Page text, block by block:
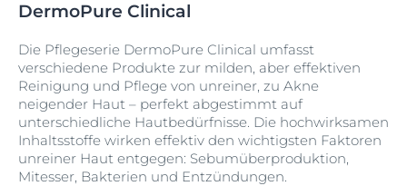
DermoPure Clinical
Die Pflegeserie DermoPure Clinical umfasst
verschiedene Produkte zur milden, aber effektiven
Reinigung und Pflege von unreiner, zu Akne
neigender Haut – perfekt abgestimmt auf
unterschiedliche Hautbedürfnisse. Die hochwirksamen
Inhaltsstoffe wirken effektiv den wichtigsten Faktoren
unreiner Haut entgegen: Sebumüberproduktion,
Mitesser, Bakterien und Entzündungen.